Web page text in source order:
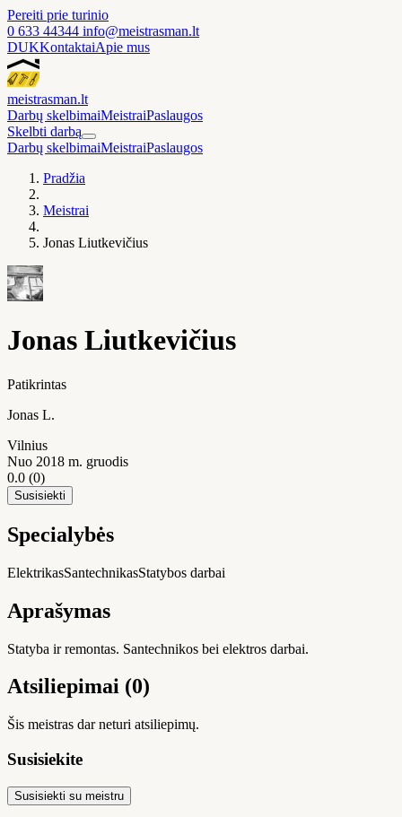
Pereiti prie turinio
0 633 44344 info@meistrasman.lt
DUKKontaktaiApie mus
meistrasman.lt
Darbų skelbimaiMeistraiPaslaugos
Skelbti darbą
Darbų skelbimaiMeistraiPaslaugos
Pradžia
Meistrai
Jonas Liutkevičius
Jonas Liutkevičius
Patikrintas
Jonas L.
Vilnius
Nuo 2018 m. gruodis
0.0 (0)
Susisiekti
Specialybės
ElektrikasSantechnikasStatybos darbai
Aprašymas
Statyba ir remontas. Santechnikos bei elektros darbai.
Atsiliepimai (0)
Šis meistras dar neturi atsiliepimų.
Susisiekite
Susisiekti su meistru